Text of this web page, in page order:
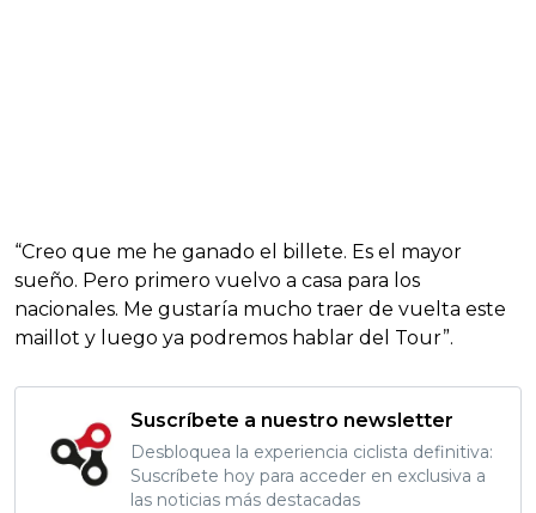
“Creo que me he ganado el billete. Es el mayor
sueño. Pero primero vuelvo a casa para los
nacionales. Me gustaría mucho traer de vuelta este
maillot y luego ya podremos hablar del Tour”.
Suscríbete a nuestro newsletter
Desbloquea la experiencia ciclista definitiva:
Suscríbete hoy para acceder en exclusiva a
las noticias más destacadas